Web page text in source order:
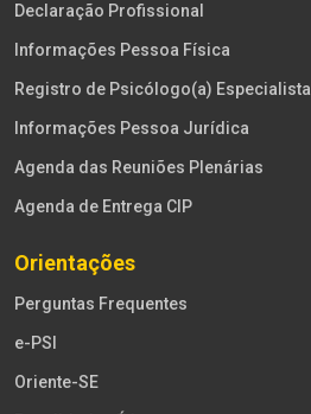
Declaração Profissional
Informações Pessoa Física
Registro de Psicólogo(a) Especialista
Informações Pessoa Jurídica
Agenda das Reuniões Plenárias
Agenda de Entrega CIP
Orientações
Perguntas Frequentes
e-PSI
Oriente-SE